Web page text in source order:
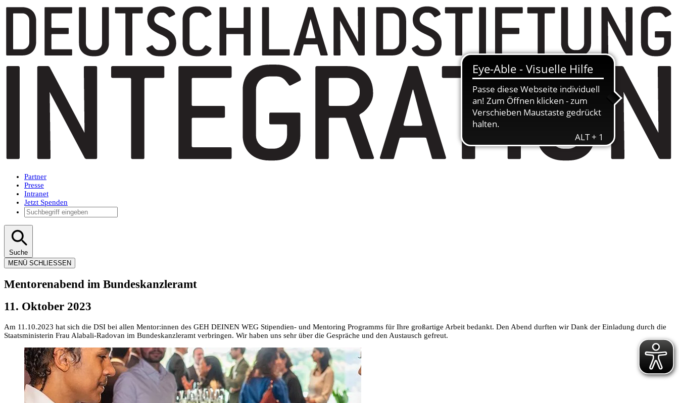
Partner
Presse
Intranet
Jetzt Spenden
Suche
MENÜ SCHLIESSEN
Mentorenabend im Bundeskanzleramt
11. Oktober 2023
Am 11.10.2023 hat sich die DSI bei allen Mentor:innen des GEH DEINEN WEG Stipendien- und Mentoring Programms für Ihre großartige Arbeit bedankt. Den Abend durften wir Dank der Einladung durch die
Staatsministerin Frau Alabali-Radovan im Bundeskanzleramt verbringen. Wir haben uns sehr über die Gespräche und den Austausch gefreut.